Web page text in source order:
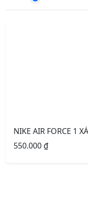
550.000₫